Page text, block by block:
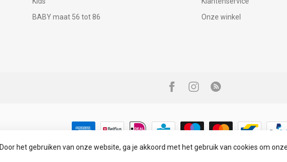
BABY maat 56 tot 86
Onze winkel
© Copyright 2026 Infinity Fashion
Door het gebruiken van onze website, ga je akkoord met het gebruik van cookies om